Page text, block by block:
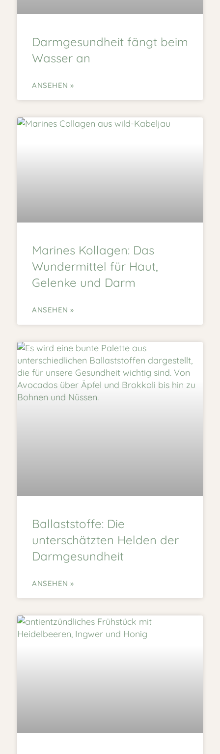
Darmgesundheit fängt beim
Wasser an
ANSEHEN »
Marines Kollagen: Das
Wundermittel für Haut,
Gelenke und Darm
ANSEHEN »
Ballaststoffe: Die
unterschätzten Helden der
Darmgesundheit
ANSEHEN »